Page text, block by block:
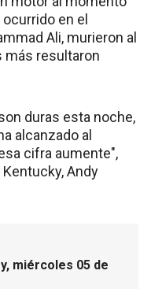
en el
Ali, murieron al
más resultaron
duras esta noche,
alcanzado al
cifra aumente",
Andy
miércoles 05 de